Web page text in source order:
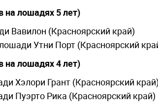
на лошадях 5 лет)
Вавилон (Красноярский край)
Утни Порт (Красноярский
на лошадях 4 лет)
Хэлори Грант (Красноярский
Пуэрто Рика (Красноярский край)